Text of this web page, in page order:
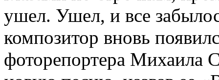
ушел. Ушел, и все
композитор вновь
фоторепортера Михаила